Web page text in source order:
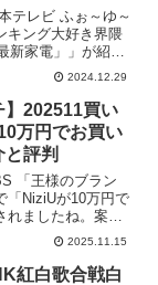
テレビ ふぉ～ゆ～
キング大好き界隈
新家電」」が紹介
、ビックカメラ有
は番組内で出た一
をご紹介いたしま
です。
2024.12.29
】202511買い
万円でお買い
評判
「王様のブラン
「NiziUが10万円で
れましたね。案内
ストはNiziUの
、MAKOさん、ロ
れば幸いです。
2025.11.15
紅白歌合戦白